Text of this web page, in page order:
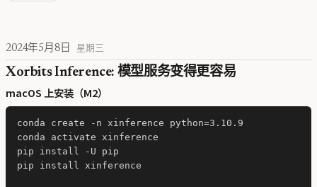
2024年5月8日 星期三
Xorbits Inference: 模型服务变得更容易
macOS 上安装（M2）
conda create -n xinference python=3.10.9
conda activate xinference
pip install -U pip
pip install xinference